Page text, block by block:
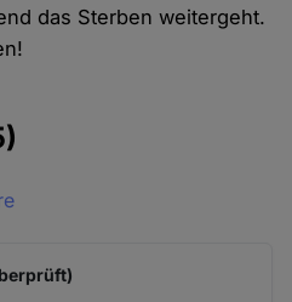
das Sterben weitergeht.